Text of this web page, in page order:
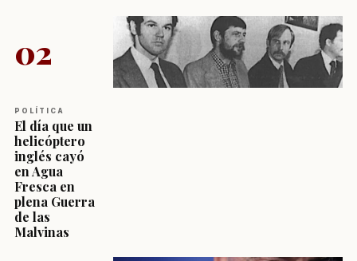
02
POLÍTICA
El día que un
helicóptero
inglés cayó
en Agua
Fresca en
plena Guerra
de las
Malvinas